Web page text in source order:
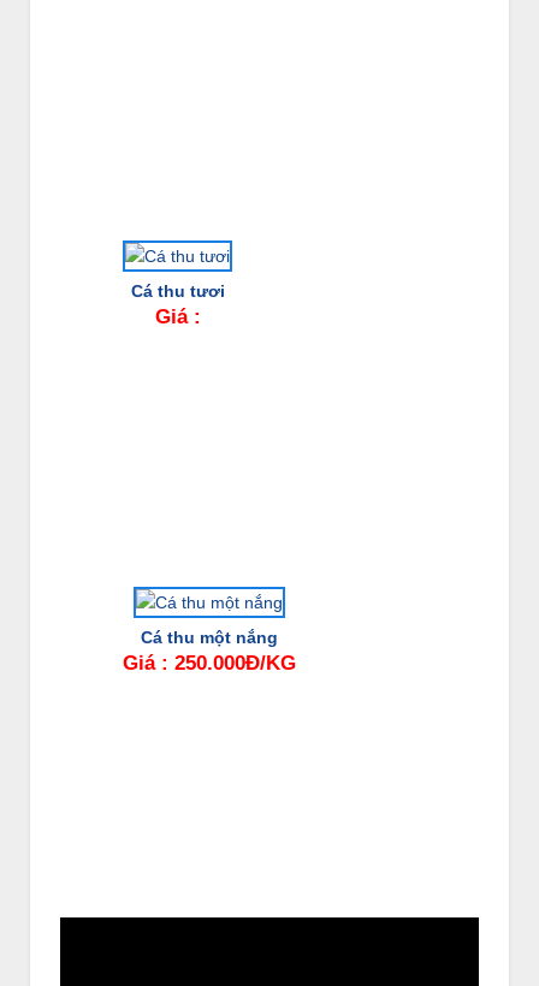
Cá thu tươi
Giá :
Cá thu một nắng
Giá : 250.000Đ/KG